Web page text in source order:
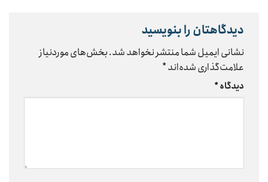
دیدگاهتان را بنویسید
نشانی ایمیل شما منتشر نخواهد شد.بخش‌های موردنیاز
علامت‌گذاری شده‌اند*
دیدگاه*